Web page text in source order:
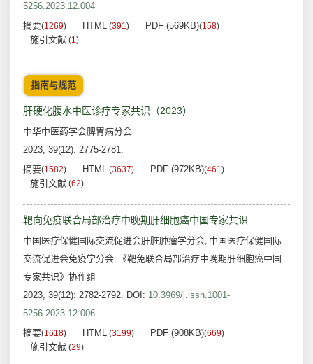
5256.2023.12.004
摘要(1269) HTML (391) PDF (569KB)(158)
施引文献 (1)
指南与规范
肝硬化腹水中医诊疗专家共识（2023）
中华中医药学会脾胃病分会
2023, 39(12): 2775-2781.
摘要(1582) HTML (3637) PDF (972KB)(461)
施引文献 (62)
靶向免疫联合局部治疗中晚期肝细胞癌中国专家共识
中国医疗保健国际交流促进会肝脏肿瘤学分会, 中国医疗保健国际
交流促进会免疫学分会,
《靶免联合局部治疗中晚期肝细胞癌中国
专家共识》协作组
2023, 39(12): 2782-2792. DOI: 10.3969/j.issn.1001-
5256.2023.12.006
摘要(1618) HTML (3199) PDF (908KB)(669)
施引文献 (29)